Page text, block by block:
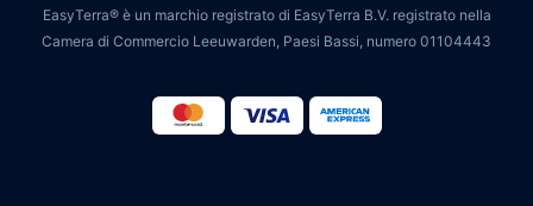
EasyTerra® è un marchio registrato di EasyTerra B.V. registrato nella
Camera di Commercio Leeuwarden, Paesi Bassi, numero 01104443